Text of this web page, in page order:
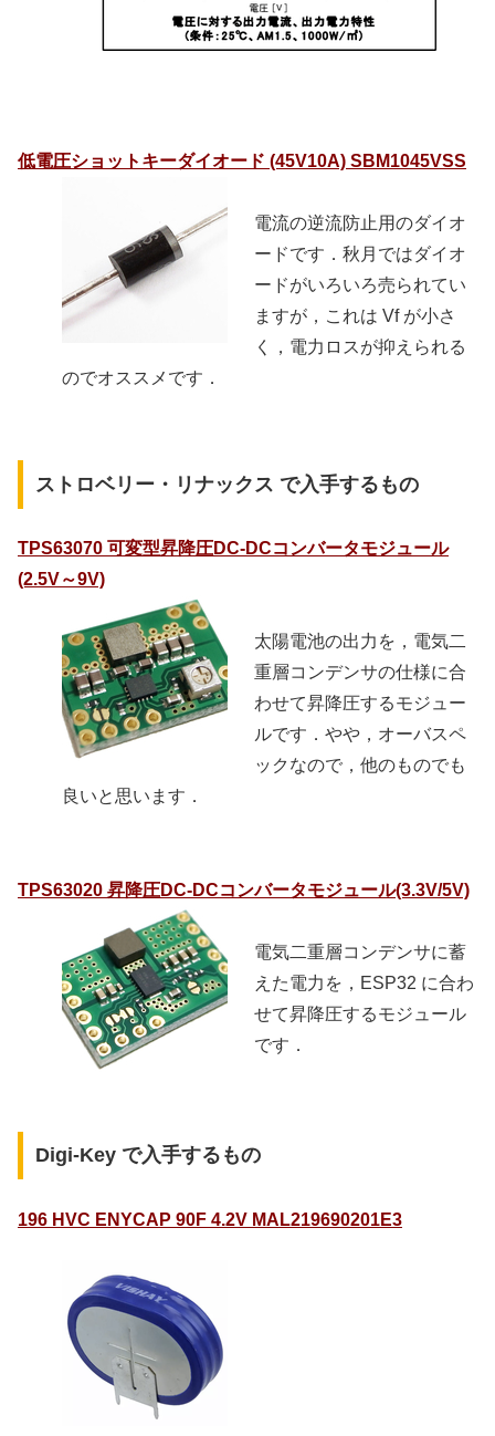
低電圧ショットキーダイオード (45V10A) SBM1045VSS
電流の逆流防止用のダイオ
ードです．秋月ではダイオ
ードがいろいろ売られてい
ますが，これは Vf が小さ
く，電力ロスが抑えられる
のでオススメです．
ストロベリー・リナックス で入手するもの
TPS63070 可変型昇降圧DC-DCコンバータモジュール
(2.5V～9V)
太陽電池の出力を，電気二
重層コンデンサの仕様に合
わせて昇降圧するモジュー
ルです．やや，オーバスペ
ックなので，他のものでも
良いと思います．
TPS63020 昇降圧DC-DCコンバータモジュール(3.3V/5V)
電気二重層コンデンサに蓄
えた電力を，ESP32 に合わ
せて昇降圧するモジュール
です．
Digi-Key で入手するもの
196 HVC ENYCAP 90F 4.2V MAL219690201E3